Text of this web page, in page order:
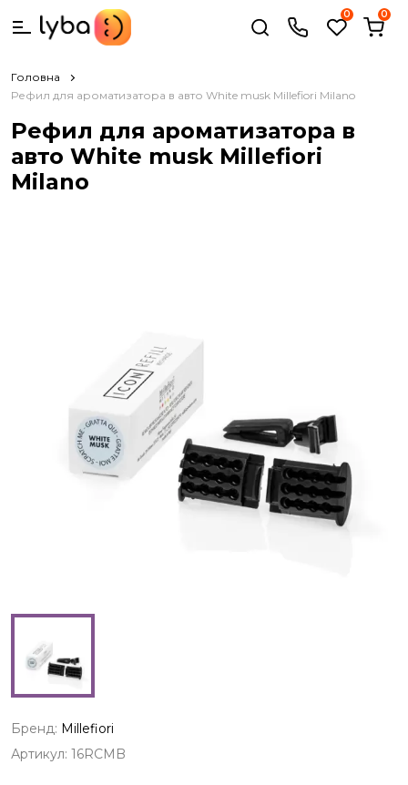
0 0
Головна
Рефил для ароматизатора в авто White musk Millefiori Milano
Рефил для ароматизатора в
авто White musk Millefiori
Milano
Бренд: Millefiori
Артикул: 16RCMB